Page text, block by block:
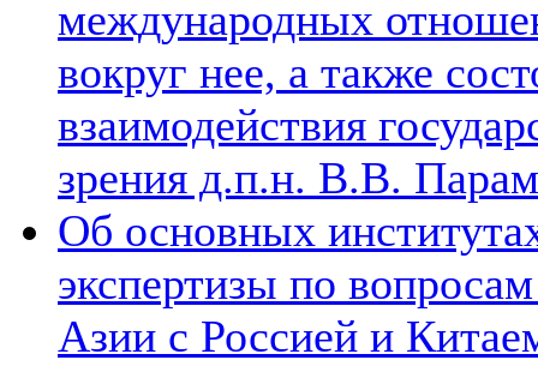
международных
вокруг нее, а также
взаимодействия
зрения д.п.н. В.В.
Об основных
экспертизы по
Азии с Россией и